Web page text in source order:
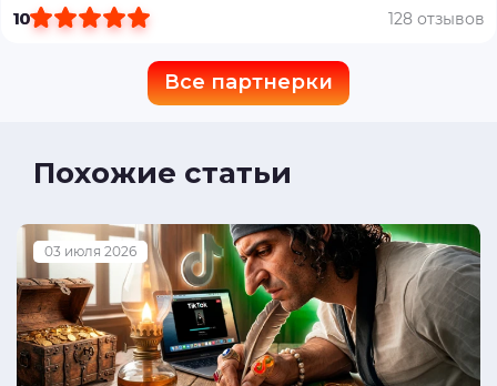
10 128 отзывов
Все партнерки
Похожие статьи
03 июля 2026